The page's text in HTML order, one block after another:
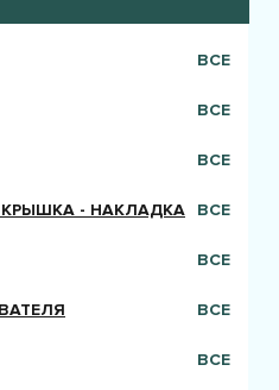
ВСЕ
ВСЕ
ВСЕ
ВСЕ
КРЫШКА - НАКЛАДКА
ВСЕ
ВСЕ
ВСЕ